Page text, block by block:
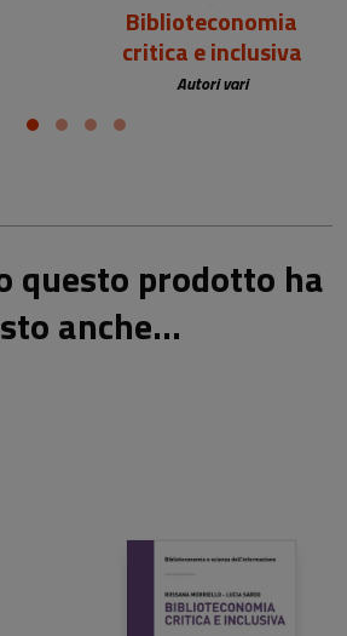
Biblioteconomia
critica e inclusiva
Autori vari
questo prodotto ha
anche...
25,00 €